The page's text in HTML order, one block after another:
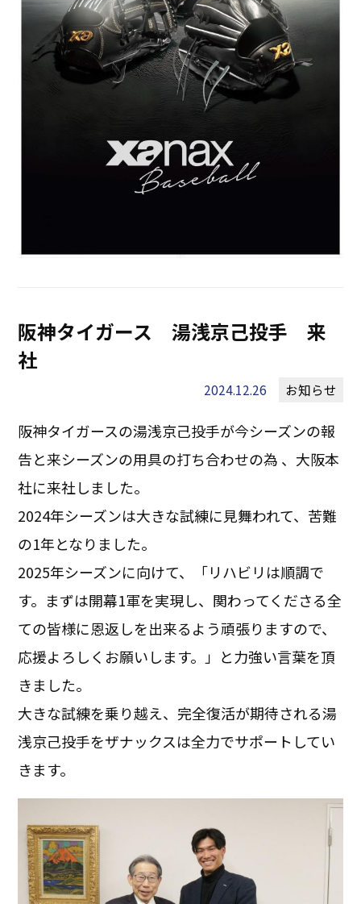
阪神タイガース 湯浅京己投手 来
社
2024.12.26 お知らせ
阪神タイガースの湯浅京己投手が今シーズンの報
告と来シーズンの用具の打ち合わせの為 、大阪本
社に来社しました。
2024年シーズンは大きな試練に見舞われて、苦難
の1年となりました。
2025年シーズンに向けて、「リハビリは順調で
す。まずは開幕1軍を実現し、関わってくださる全
ての皆様に恩返しを出来るよう頑張りますので、
応援よろしくお願いします。」と力強い言葉を頂
きました。
大きな試練を乗り越え、完全復活が期待される湯
浅京己投手をザナックスは全力でサポートしてい
きます。